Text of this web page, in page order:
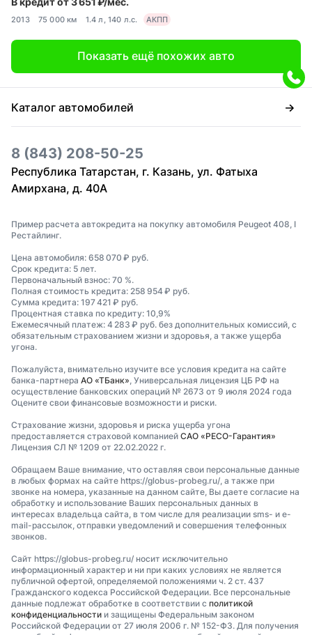
2013 75 000 км 1.4 л, 140 л.с. АКПП
Показать ещё похожих авто
Каталог автомобилей
8 (843) 208-50-25
Республика Татарстан, г. Казань, ул. Фатыха
Амирхана, д. 40А
Пример расчета автокредита на покупку автомобиля Peugeot 408, I
Рестайлинг.
Цена автомобиля: 658 070 ₽ руб.
Срок кредита: 5 лет.
Первоначальный взнос: 70 %.
Полная стоимость кредита: 258 954 ₽ руб.
Сумма кредита: 197 421 ₽ руб.
Процентная ставка по кредиту: 10,9%
Ежемесячный платеж: 4 283 ₽ руб. без дополнительных комиссий, с
обязательным страхованием жизни и здоровья, а также ущерба
угона.
Пожалуйста, внимательно изучите все условия кредита на сайте
банка-партнера АО «ТБанк», Универсальная лицензия ЦБ РФ на
осуществление банковских операций № 2673 от 9 июля 2024 года
Оцените свои финансовые возможности и риски.
Страхование жизни, здоровья и риска ущерба угона
предоставляется страховой компанией САО «РЕСО-Гарантия»
Лицензия СЛ № 1209 от 22.02.2022 г.
Обращаем Ваше внимание, что оставляя свои персональные данные
в любых формах на сайте https://globus-probeg.ru/, а также при
звонке на номера, указанные на данном сайте, Вы даете согласие на
обработку и использование Ваших персональных данных в
интересах владельца сайта, в том числе для реализации sms- и e-
mail-рассылок, отправки уведомлений и совершения телефонных
звонков.
Сайт https://globus-probeg.ru/ носит исключительно
информационный характер и ни при каких условиях не является
публичной офертой, определяемой положениями ч. 2 ст. 437
Гражданского кодекса Российской Федерации. Все персональные
данные подлежат обработке в соответствии с политикой
конфиденциальности и защищены Федеральным законом
Российской Федерации от 27 июля 2006 г. № 152-ФЗ. Для получения